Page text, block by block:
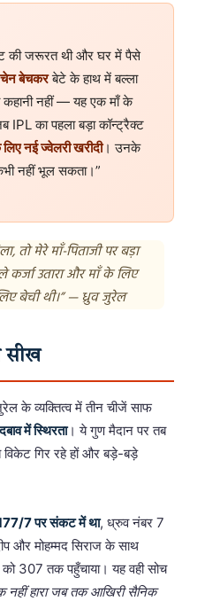
की जरूरत थी और घर में पैसे
चेन बेचकरबेटे के हाथ में बल्ला
कहानी नहीं — यह एक माँ के
IPL का पहला बड़ा कॉन्ट्रैक्ट
नई ज्वेलरी खरीदी। उनके
नहीं भूल सकता।”
तो मेरे माँ-पिताजी पर बड़ा
उतारा और माँ के लिए
बेची थी।” — ध्रुव जुरेल
सीख
के व्यक्तित्व में तीन चीजें साफ
में स्थिरता। ये गुण मैदान पर तब
गिर रहे हों और बड़े-बड़े
7 पर संकट में था, ध्रुव नंबर 7
और मोहम्मद सिराज के साथ
को 307 तक पहुँचाया। यह वही सोच
नहीं हारा जब तक आखिरी सैनिक